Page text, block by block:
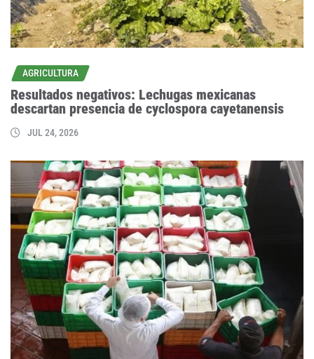
AGRICULTURA
Resultados negativos: Lechugas mexicanas
descartan presencia de cyclospora cayetanensis
JUL 24, 2026